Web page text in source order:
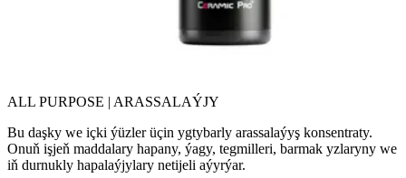
ALL PURPOSE | ARASSALAÝJY
Bu daşky we içki ýüzler üçin ygtybarly arassalaýyş konsentraty.
Onuň işjeň maddalary hapany, ýagy, tegmilleri, barmak yzlaryny we
iň durnukly hapalaýjylary netijeli aýyrýar.